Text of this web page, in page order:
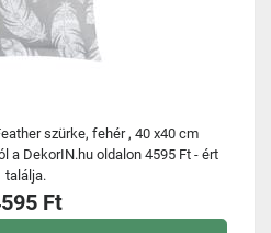
szürke, fehér , 40 x40 cm
a DekorIN.hu oldalon 4595 Ft - ért
találja.
Ft